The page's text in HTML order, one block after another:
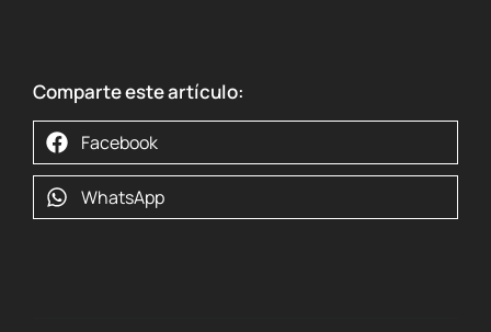
Comparte este artículo:
Facebook
WhatsApp